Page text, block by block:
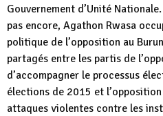
Gouvernement d’Unité
pas encore, Agathon Rwasa
politique de l’opposition au
partagés entre les partis de
d’accompagner le processus
élections de 2015 et
attaques violentes contre les